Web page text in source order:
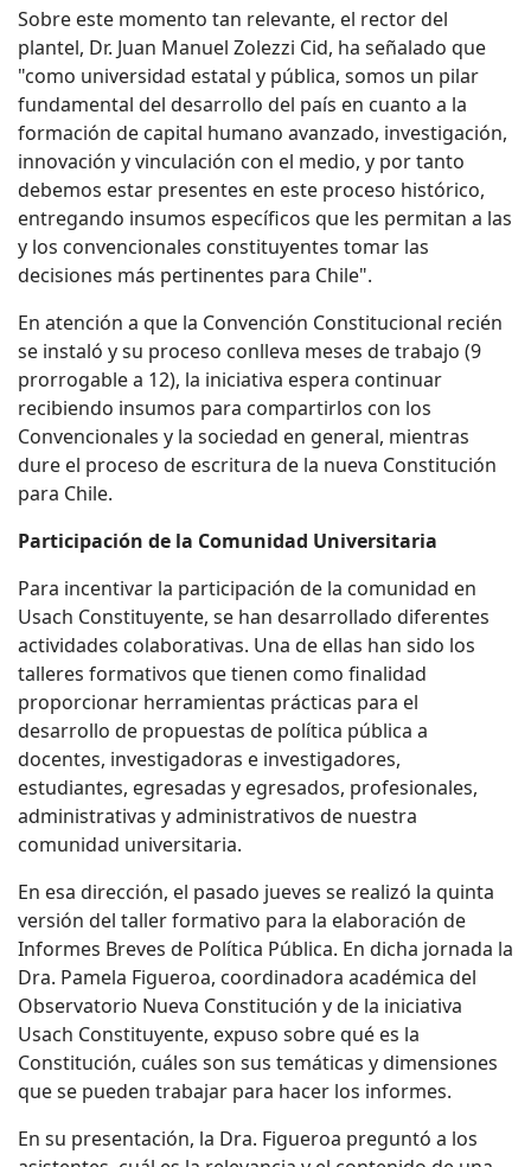
Sobre este momento tan relevante, el rector del
plantel, Dr. Juan Manuel Zolezzi Cid, ha señalado que
"como universidad estatal y pública, somos un pilar
fundamental del desarrollo del país en cuanto a la
formación de capital humano avanzado, investigación,
innovación y vinculación con el medio, y por tanto
debemos estar presentes en este proceso histórico,
entregando insumos específicos que les permitan a las
y los convencionales constituyentes tomar las
decisiones más pertinentes para Chile".
En atención a que la Convención Constitucional recién
se instaló y su proceso conlleva meses de trabajo (9
prorrogable a 12), la iniciativa espera continuar
recibiendo insumos para compartirlos con los
Convencionales y la sociedad en general, mientras
dure el proceso de escritura de la nueva Constitución
para Chile.
Participación de la Comunidad Universitaria
Para incentivar la participación de la comunidad en
Usach Constituyente, se han desarrollado diferentes
actividades colaborativas. Una de ellas han sido los
talleres formativos que tienen como finalidad
proporcionar herramientas prácticas para el
desarrollo de propuestas de política pública a
docentes, investigadoras e investigadores,
estudiantes, egresadas y egresados, profesionales,
administrativas y administrativos de nuestra
comunidad universitaria.
En esa dirección, el pasado jueves se realizó la quinta
versión del taller formativo para la elaboración de
Informes Breves de Política Pública. En dicha jornada la
Dra. Pamela Figueroa, coordinadora académica del
Observatorio Nueva Constitución y de la iniciativa
Usach Constituyente, expuso sobre qué es la
Constitución, cuáles son sus temáticas y dimensiones
que se pueden trabajar para hacer los informes.
En su presentación, la Dra. Figueroa preguntó a los